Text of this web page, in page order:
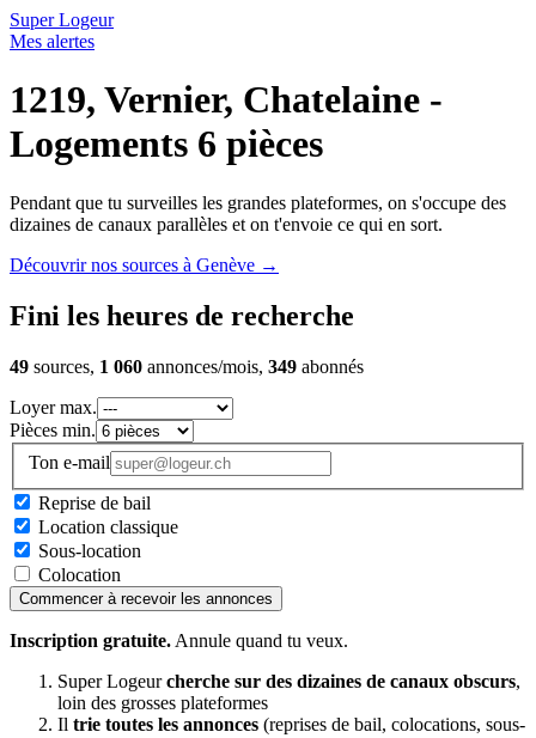
Super Logeur
Mes alertes
1219, Vernier, Chatelaine -
Logements 6 pièces
Pendant que tu surveilles les grandes plateformes, on s'occupe des
dizaines de canaux parallèles et on t'envoie ce qui en sort.
Découvrir nos sources à Genève →
Fini les heures de recherche
49 sources, 1 060 annonces/mois, 349 abonnés
Loyer max.
Pièces min.
Ton e-mail
Reprise de bail
Location classique
Sous-location
Colocation
Commencer à recevoir les annonces
Inscription gratuite. Annule quand tu veux.
Super Logeurcherche sur des dizaines de canaux obscurs,
loin des grosses plateformes
Il trie toutes les annonces (reprises de bail, colocations, sous-